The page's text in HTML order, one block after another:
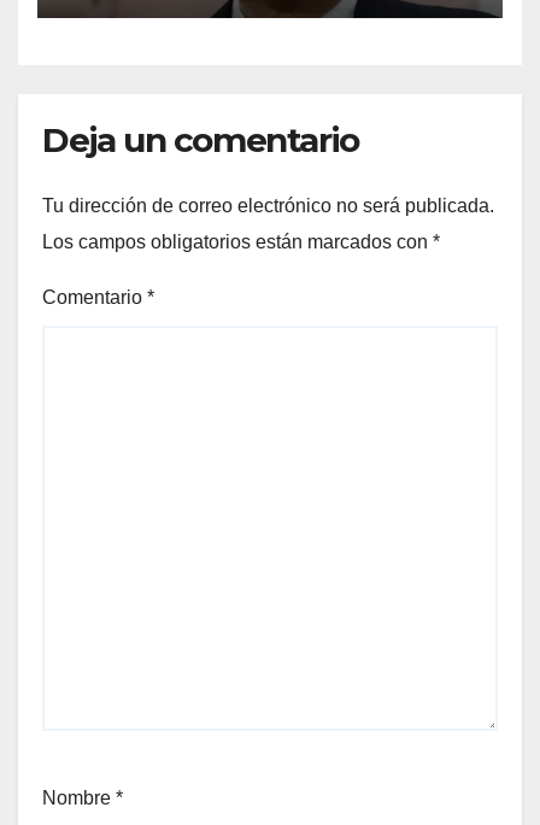
Deja un comentario
Tu dirección de correo electrónico no será publicada.
Los campos obligatorios están marcados con *
Comentario *
Nombre *